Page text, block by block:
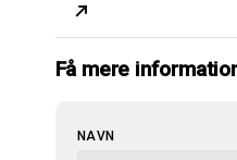
Få mere
CONTACT
NAVN